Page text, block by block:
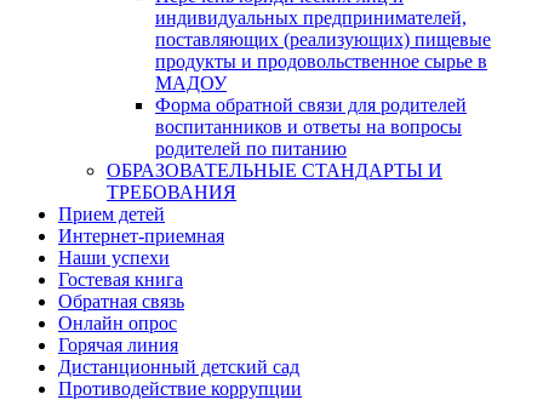
индивидуальных предпринимателей,
поставляющих (реализующих) пищевые
продукты и продовольственное сырье в
МАДОУ
Форма обратной связи для родителей
воспитанников и ответы на вопросы
родителей по питанию
ОБРАЗОВАТЕЛЬНЫЕ СТАНДАРТЫ И
ТРЕБОВАНИЯ
Прием детей
Интернет-приемная
Наши успехи
Гостевая книга
Обратная связь
Онлайн опрос
Горячая линия
Дистанционный детский сад
Противодействие коррупции